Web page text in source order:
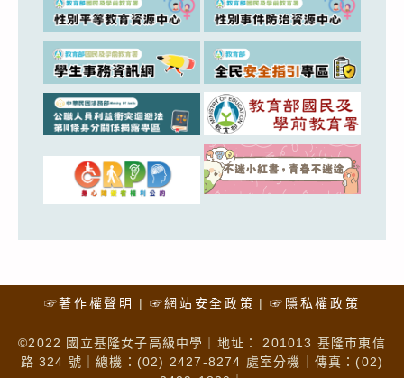
☞著作權聲明 ☞網站安全政策 ☞隱私權政策
©2022 國立基隆女子高級中學｜地址： 201013 基隆市東信
路 324 號｜總機：(02) 2427-8274 處室分機｜傳真：(02)